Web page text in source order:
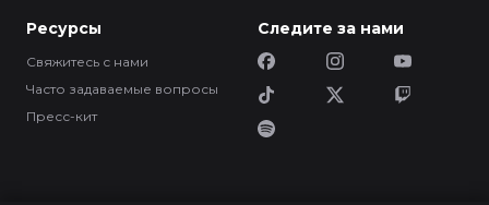
Ресурсы
Свяжитесь с нами
Часто задаваемые вопросы
Пресс-кит
Следите за нами